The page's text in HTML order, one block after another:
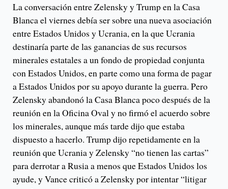
La conversación entre Zelensky y Trump en la Casa
Blanca el viernes debía ser sobre una nueva asociación
entre Estados Unidos y Ucrania, en la que Ucrania
destinaría parte de las ganancias de sus recursos
minerales estatales a un fondo de propiedad conjunta
con Estados Unidos, en parte como una forma de pagar
a Estados Unidos por su apoyo durante la guerra. Pero
Zelensky abandonó la Casa Blanca poco después de la
reunión en la Oficina Oval y no firmó el acuerdo sobre
los minerales, aunque más tarde dijo que estaba
dispuesto a hacerlo. Trump dijo repetidamente en la
reunión que Ucrania y Zelensky “no tienen las cartas”
para derrotar a Rusia a menos que Estados Unidos los
ayude, y Vance criticó a Zelensky por intentar “litigar